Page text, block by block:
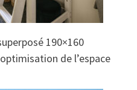
190×160
de l’espace